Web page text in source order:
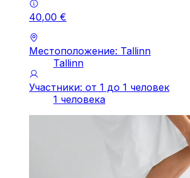
40,00 €
Местоположение: Tallinn
Tallinn
Участники: от 1 до 1 человек
1 человека